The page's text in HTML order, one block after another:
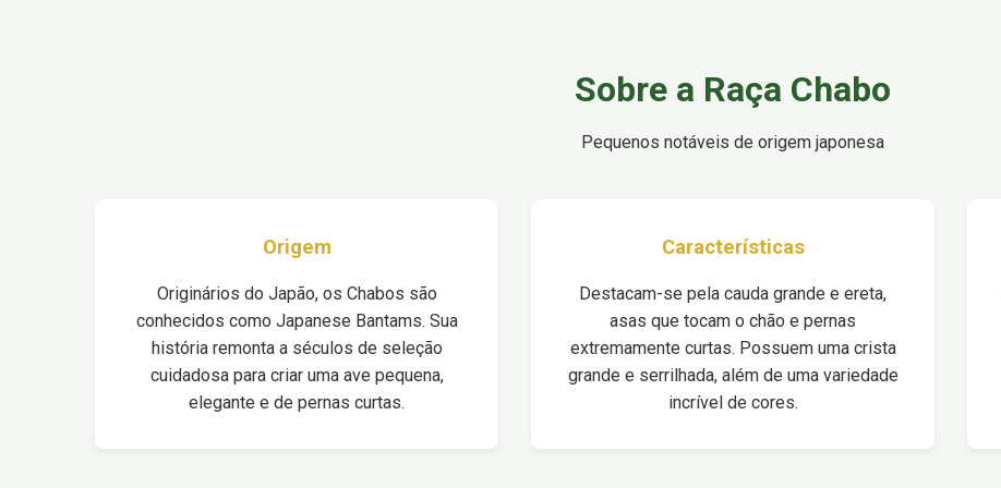
Sobre a Raça Chabo
Pequenos notáveis de origem japonesa
Origem
Originários do Japão, os Chabos são
conhecidos como Japanese Bantams. Sua
história remonta a séculos de seleção
cuidadosa para criar uma ave pequena,
elegante e de pernas curtas.
Características
Destacam-se pela cauda grande e ereta,
asas que tocam o chão e pernas
extremamente curtas. Possuem uma crista
grande e serrilhada, além de uma variedade
incrível de cores.